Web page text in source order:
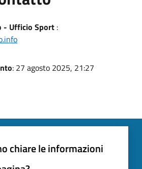
- Ufficio Sport :
: 27 agosto 2025, 21:27
chiare le informazioni